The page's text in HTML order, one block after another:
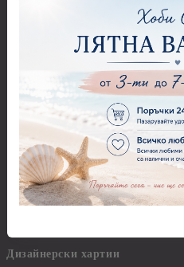
Грунд, Основи, Релефни
Варак, Шлак метал, Фолио,
Пантна
Лакове и защитни покрития
Лепила
Краклета и медиуми
Шаблони
Дизайнерски хартии